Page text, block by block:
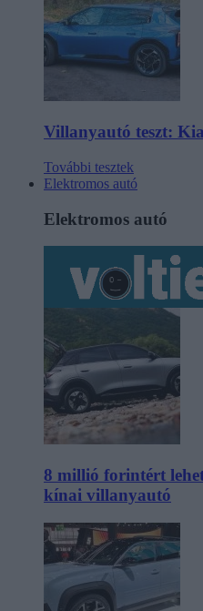
Villanyautó teszt:
További tesztek
Elektromos autó
Elektromos autó
8 millió forintért
kínai villanyautó